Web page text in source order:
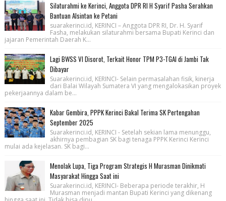
Silaturahmi ke Kerinci, Anggota DPR RI H Syarif Pasha Serahkan
Bantuan Alsintan ke Petani
suarakerinci.id, KERINCI – Anggota DPR RI, Dr. H. Syarif
Fasha, melakukan silaturahmi bersama Bupati Kerinci dan
jajaran Pemerintah Daerah K...
Lagi BWSS VI Disorot, Terkait Honor TPM P3-TGAI di Jambi Tak
Dibayar
Suarakerinci.id, KERINCI- Selain permasalahan fisik, kinerja
dari Balai Wilayah Sumatera VI yang mengalokasikan proyek
pekerjaannya dalam be...
Kabar Gembira, PPPK Kerinci Bakal Terima SK Pertengahan
September 2025
Suarakerinci.id, KERINCI - Setelah sekian lama menunggu,
akhirnya pembagian SK bagi tenaga PPPK Kerinci Kerinci
mulai ada kejelasan. SK bagi...
Menolak Lupa, Tiga Program Strategis H Murasman Dinikmati
Masyarakat Hingga Saat ini
Suarakerinci.id, KERINCI- Beberapa periode terakhir, H
Murasman menjadi mantan Bupati Kerinci yang dikenang